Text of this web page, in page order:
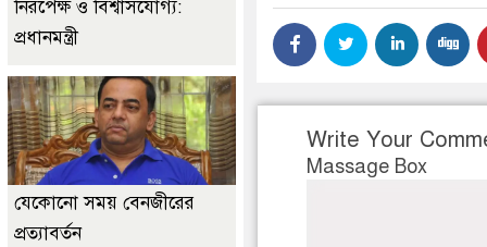
Write Your
Massage Box
নিরপেক্ষ ও বিশ্বাসযোগ্য:
প্রধানমন্ত্রী
যেকোনো সময় বেনজীরের
প্রত্যাবর্তন